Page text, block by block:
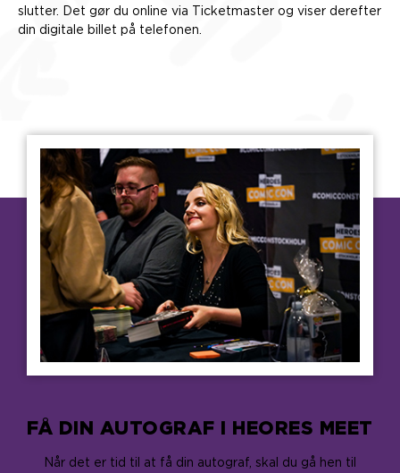
slutter. Det gør du online via Ticketmaster og viser derefter
din digitale billet på telefonen.
FÅ DIN AUTOGRAF I HEORES MEET
Når det er tid til at få din autograf, skal du gå hen til